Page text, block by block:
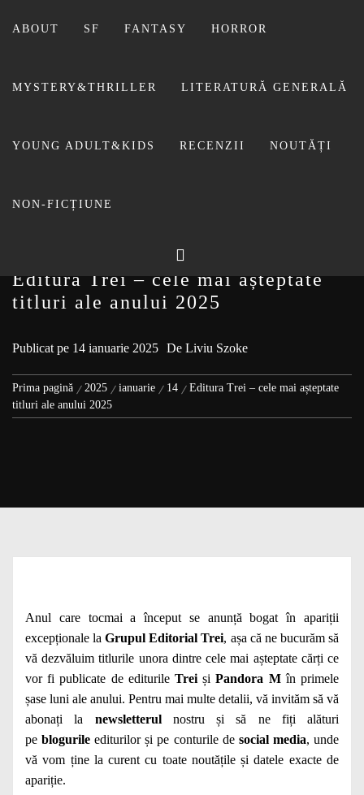
ABOUT SF FANTASY HORROR
MYSTERY&THRILLER LITERATURĂ GENERALĂ
YOUNG ADULT&KIDS RECENZII NOUTĂȚI
NON-FICȚIUNE
BIBLIOTECA LUI
Editura Trei – cele mai așteptate
titluri ale anului 2025
Publicat pe 14 ianuarie 2025 De Liviu Szoke
Prima pagină 2025 ianuarie 14
Editura Trei – cele mai așteptate
titluri ale anului 2025
Anul care tocmai a început se anunță bogat în apariții
excepționale laGrupul Editorial Trei, așa că ne bucurăm să
vă dezvăluim titlurile unora dintre cele mai așteptate cărți ce
vor fi publicate de editurile TreișiPandora Mîn primele
șase luni ale anului. Pentru mai multe detalii, vă invităm să vă
abonați la newsletterulnostru și să ne fiți alături
peblogurileediturilor și pe conturile de social media, unde
vă vom ține la curent cu toate noutățile și datele exacte de
apariție.